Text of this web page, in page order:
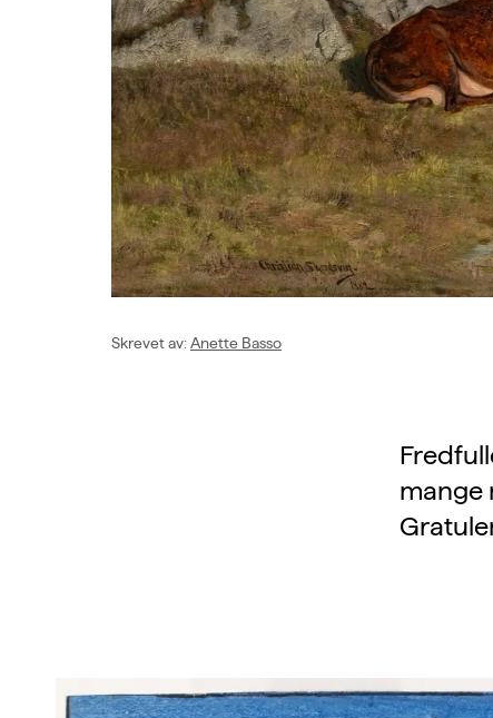
Skrevet av:Anette Basso
mange